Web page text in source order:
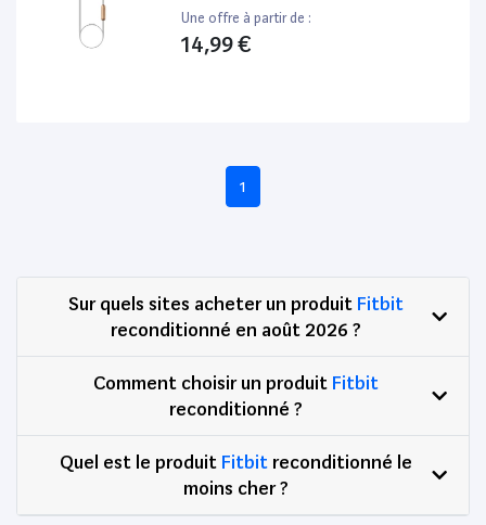
Une offre à partir de :
14,99 €
1
Sur quels sites acheter un produit Fitbit
reconditionné en août 2026 ?
Comment choisir un produit Fitbit
reconditionné ?
Quel est le produit Fitbitreconditionné le
moins cher ?